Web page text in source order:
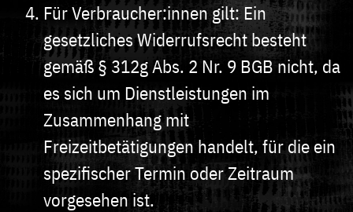
Für Verbraucher:innen gilt: Ein
gesetzliches Widerrufsrecht besteht
gemäß § 312g Abs. 2 Nr. 9 BGB nicht, da
es sich um Dienstleistungen im
Zusammenhang mit
Freizeitbetätigungen handelt, für die ein
spezifischer Termin oder Zeitraum
vorgesehen ist.